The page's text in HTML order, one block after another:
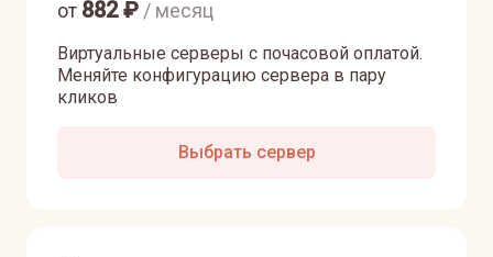
Виртуальные серверы с почасовой оплатой.
Меняйте конфигурацию сервера в пару
кликов
от 882₽ / месяц
Выбрать сервер